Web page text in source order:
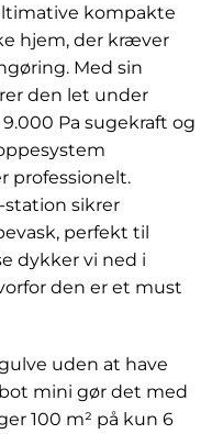
kompakte
hjem, der kræver
Med sin
den let under
Pa sugekraft og
professionelt.
sikrer
perfekt til
dykker vi ned i
den er et must
uden at have
mini gør det med
100 m² på kun 6